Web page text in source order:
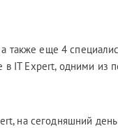
также еще 4
IT Expert, одними из
на сегодняшний